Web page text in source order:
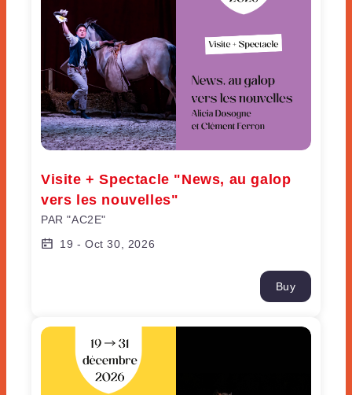
Visite + Spectacle "News, au galop
vers les nouvelles"
PAR "AC2E"
19 -Oct 30, 2026
Buy